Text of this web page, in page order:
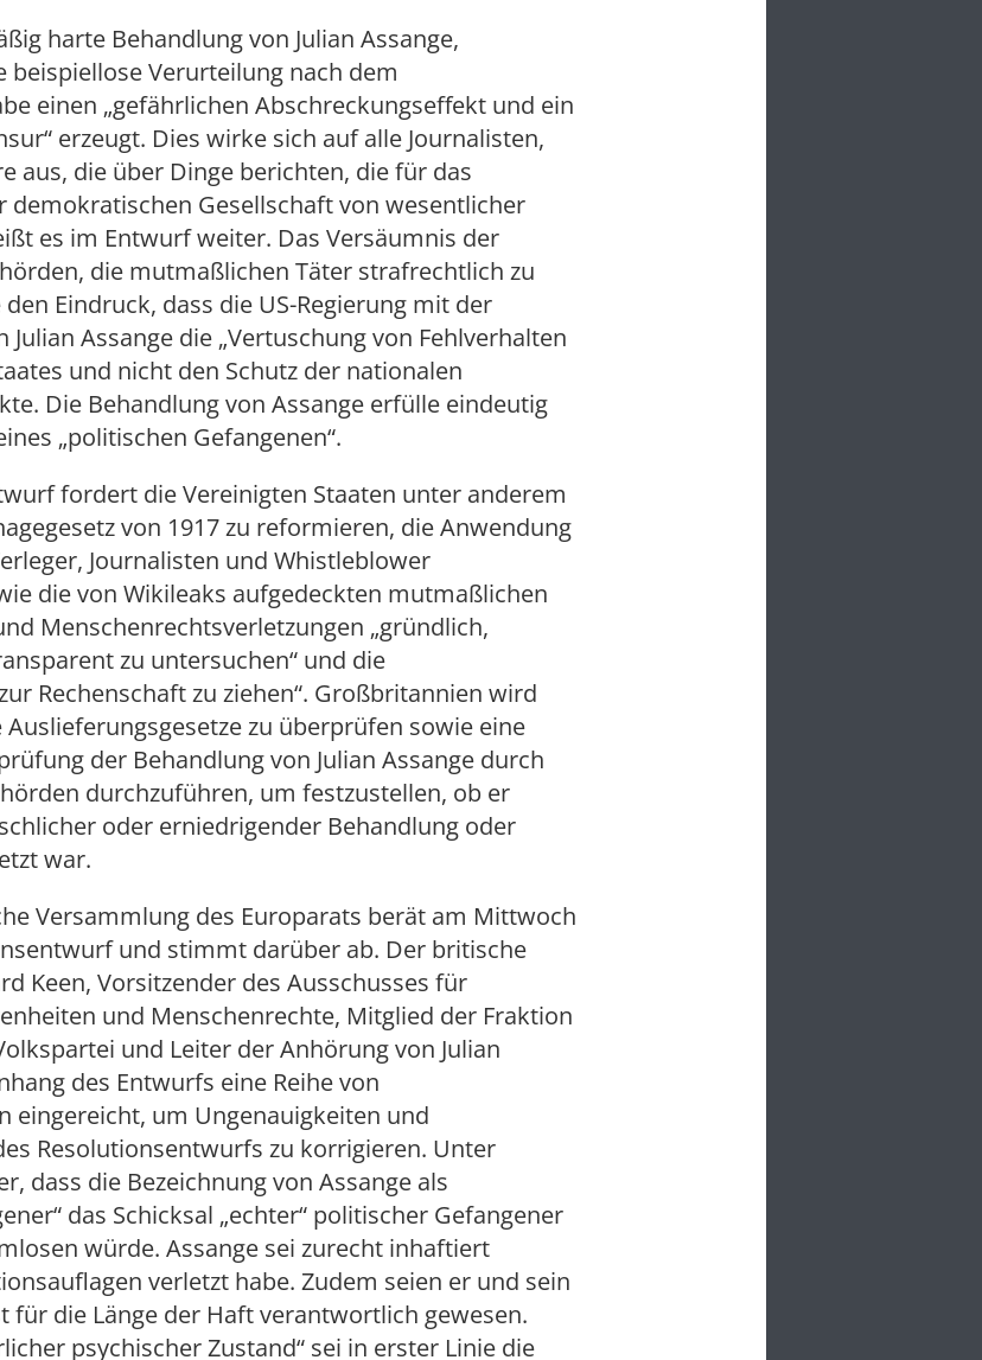
harte Behandlung von Julian Assange,
beispiellose Verurteilung nach dem
einen „gefährlichen Abschreckungseffekt und ein
erzeugt. Dies wirke sich auf alle Journalisten,
aus, die über Dinge berichten, die für das
demokratischen Gesellschaft von wesentlicher
es im Entwurf weiter. Das Versäumnis der
die mutmaßlichen Täter strafrechtlich zu
Eindruck, dass die US-Regierung mit der
Assange die „Vertuschung von Fehlverhalten
und nicht den Schutz der nationalen
Die Behandlung von Assange erfülle eindeutig
„politischen Gefangenen“.
fordert die Vereinigten Staaten unter anderem
von 1917 zu reformieren, die Anwendung
Journalisten und Whistleblower
die von Wikileaks aufgedeckten mutmaßlichen
Menschenrechtsverletzungen „gründlich,
zu untersuchen“ und die
Rechenschaft zu ziehen“. Großbritannien wird
zu überprüfen sowie eine
der Behandlung von Julian Assange durch
durchzuführen, um festzustellen, ob er
oder erniedrigender Behandlung oder
war.
Versammlung des Europarats berät am Mittwoch
und stimmt darüber ab. Der britische
Keen, Vorsitzender des Ausschusses für
und Menschenrechte, Mitglied der Fraktion
und Leiter der Anhörung von Julian
des Entwurfs eine Reihe von
eingereicht, um Ungenauigkeiten und
Resolutionsentwurfs zu korrigieren. Unter
dass die Bezeichnung von Assange als
das Schicksal „echter“ politischer Gefangener
würde. Assange sei zurecht inhaftiert
verletzt habe. Zudem seien er und sein
für die Länge der Haft verantwortlich gewesen.
psychischer Zustand“ sei in erster Linie die